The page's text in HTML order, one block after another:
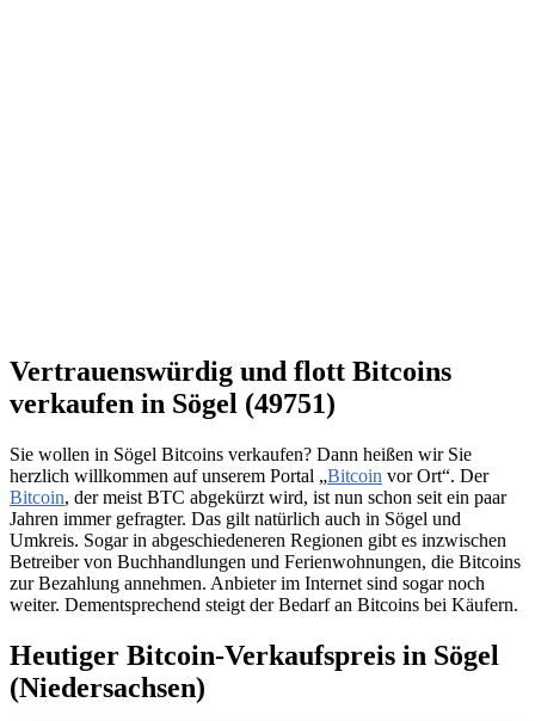
Vertrauenswürdig und flott Bitcoins
verkaufen in Sögel (49751)
Sie wollen in Sögel Bitcoins verkaufen? Dann heißen wir Sie
herzlich willkommen auf unserem Portal „Bitcoin vor Ort“. Der
Bitcoin, der meist BTC abgekürzt wird, ist nun schon seit ein paar
Jahren immer gefragter. Das gilt natürlich auch in Sögel und
Umkreis. Sogar in abgeschiedeneren Regionen gibt es inzwischen
Betreiber von Buchhandlungen und Ferienwohnungen, die Bitcoins
zur Bezahlung annehmen. Anbieter im Internet sind sogar noch
weiter. Dementsprechend steigt der Bedarf an Bitcoins bei Käufern.
Heutiger Bitcoin-Verkaufspreis in Sögel
(Niedersachsen)